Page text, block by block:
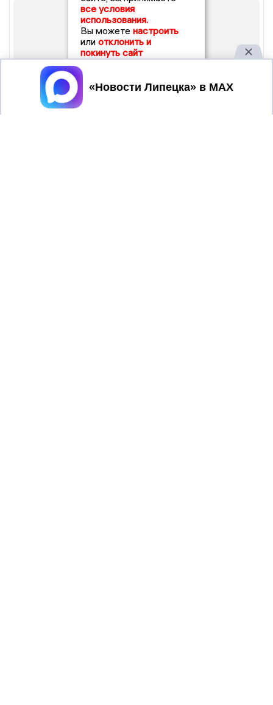
все условия
использования.
Вы можете настроить
или отклонить и
покинуть сайт
Принять